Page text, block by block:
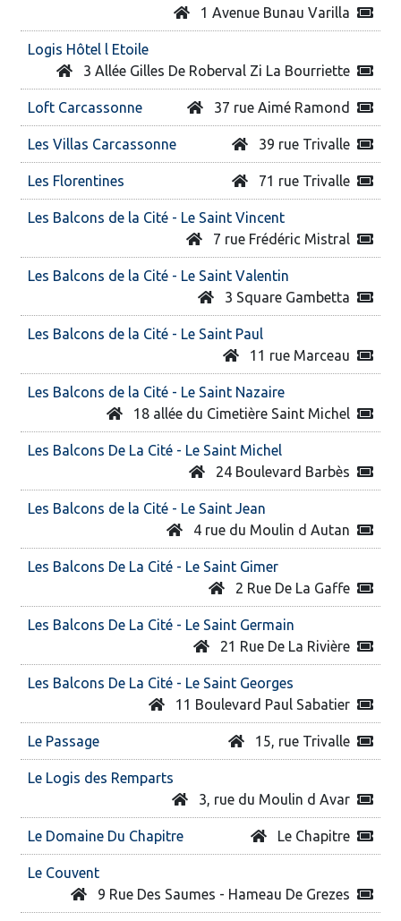
1 Avenue Bunau Varilla
Logis Hôtel l Etoile
3 Allée Gilles De Roberval Zi La Bourriette
Loft Carcassonne 37 rue Aimé Ramond
Les Villas Carcassonne 39 rue Trivalle
Les Florentines 71 rue Trivalle
Les Balcons de la Cité - Le Saint Vincent
7 rue Frédéric Mistral
Les Balcons de la Cité - Le Saint Valentin
3 Square Gambetta
Les Balcons de la Cité - Le Saint Paul
11 rue Marceau
Les Balcons de la Cité - Le Saint Nazaire
18 allée du Cimetière Saint Michel
Les Balcons De La Cité - Le Saint Michel
24 Boulevard Barbès
Les Balcons de la Cité - Le Saint Jean
4 rue du Moulin d Autan
Les Balcons De La Cité - Le Saint Gimer
2 Rue De La Gaffe
Les Balcons De La Cité - Le Saint Germain
21 Rue De La Rivière
Les Balcons De La Cité - Le Saint Georges
11 Boulevard Paul Sabatier
Le Passage 15, rue Trivalle
Le Logis des Remparts
3, rue du Moulin d Avar
Le Domaine Du Chapitre Le Chapitre
Le Couvent
9 Rue Des Saumes - Hameau De Grezes